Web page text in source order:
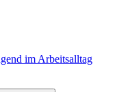
im Arbeitsalltag